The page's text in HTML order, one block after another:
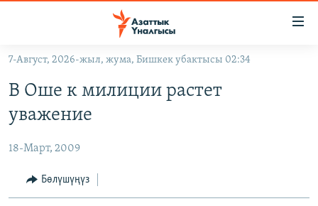
Навигацияга
өтүңүз
салыңыз
САЯСАТ
ЭКОНОМИКА
ДҮЙНӨ
ДҮЙНӨ
БОРБОР АЗИЯ
УКРАИНА
АТАЙЫН ИЛИКТӨӨ
7-Август, 2026-жыл, жума, Бишкек убактысы 02:34
В Оше к милиции растет
уважение
18-Март, 2009
Бөлүшүңүз